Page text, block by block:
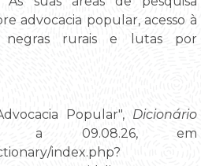
advocacia popular, acesso à
negras rurais e lutas por
Popular", Dicionário
a 09.08.26, em
index.php?